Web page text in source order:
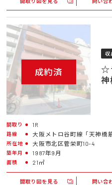
成約済
収
☆
神
間取り 1R
路線 大阪メトロ谷町線「天神橋
所在地 大阪市北区菅栄町10-4
築年月 1987年9月
面積 21㎡
間取り図を見る 問い合